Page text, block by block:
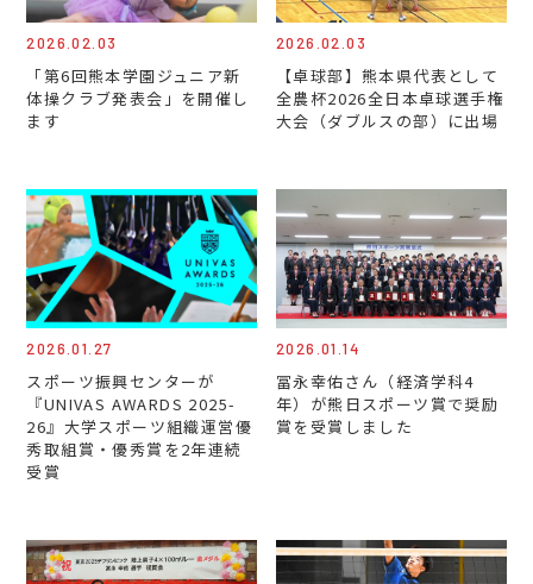
2026.02.03
「第6回熊本学園ジュニア新
体操クラブ発表会」を開催し
ます
2026.02.03
【卓球部】熊本県代表として
全農杯2026全日本卓球選手権
大会（ダブルスの部）に出場
2026.01.27
スポーツ振興センターが
『UNIVAS AWARDS 2025-
26』大学スポーツ組織運営優
秀取組賞・優秀賞を2年連続
受賞
2026.01.14
冨永幸佑さん（経済学科4
年）が熊日スポーツ賞で奨励
賞を受賞しました